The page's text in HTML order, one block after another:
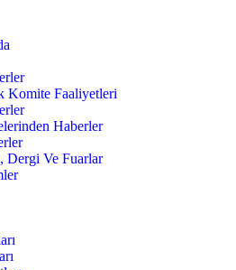
Komite Faaliyetleri
Haberler
Dergi Ve Fuarlar